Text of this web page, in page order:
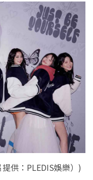
供：PLEDIS娛樂）)